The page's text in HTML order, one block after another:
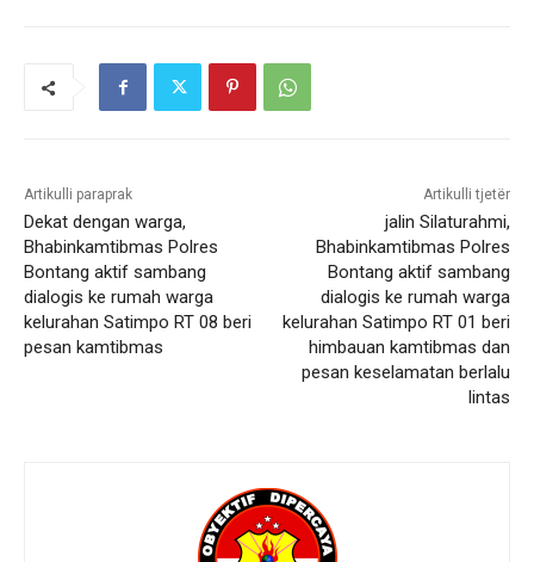
Artikulli paraprak
Dekat dengan warga,
Bhabinkamtibmas Polres
Bontang aktif sambang
dialogis ke rumah warga
kelurahan Satimpo RT 08 beri
pesan kamtibmas
Artikulli tjetër
jalin Silaturahmi,
Bhabinkamtibmas Polres
Bontang aktif sambang
dialogis ke rumah warga
kelurahan Satimpo RT 01 beri
himbauan kamtibmas dan
pesan keselamatan berlalu
lintas